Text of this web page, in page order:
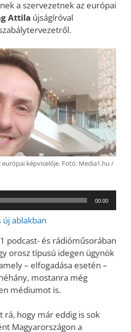
a szervezetnek az európai
Attila újságíróval
európai képviselője. Fotó: Media1.hu /
00:00
ablakban
podcast- és rádióműsorában
orosz típusú idegen ügynök
– elfogadása esetén –
mostanra még
médiumot is.
hogy már eddig is sok
Magyarországon a